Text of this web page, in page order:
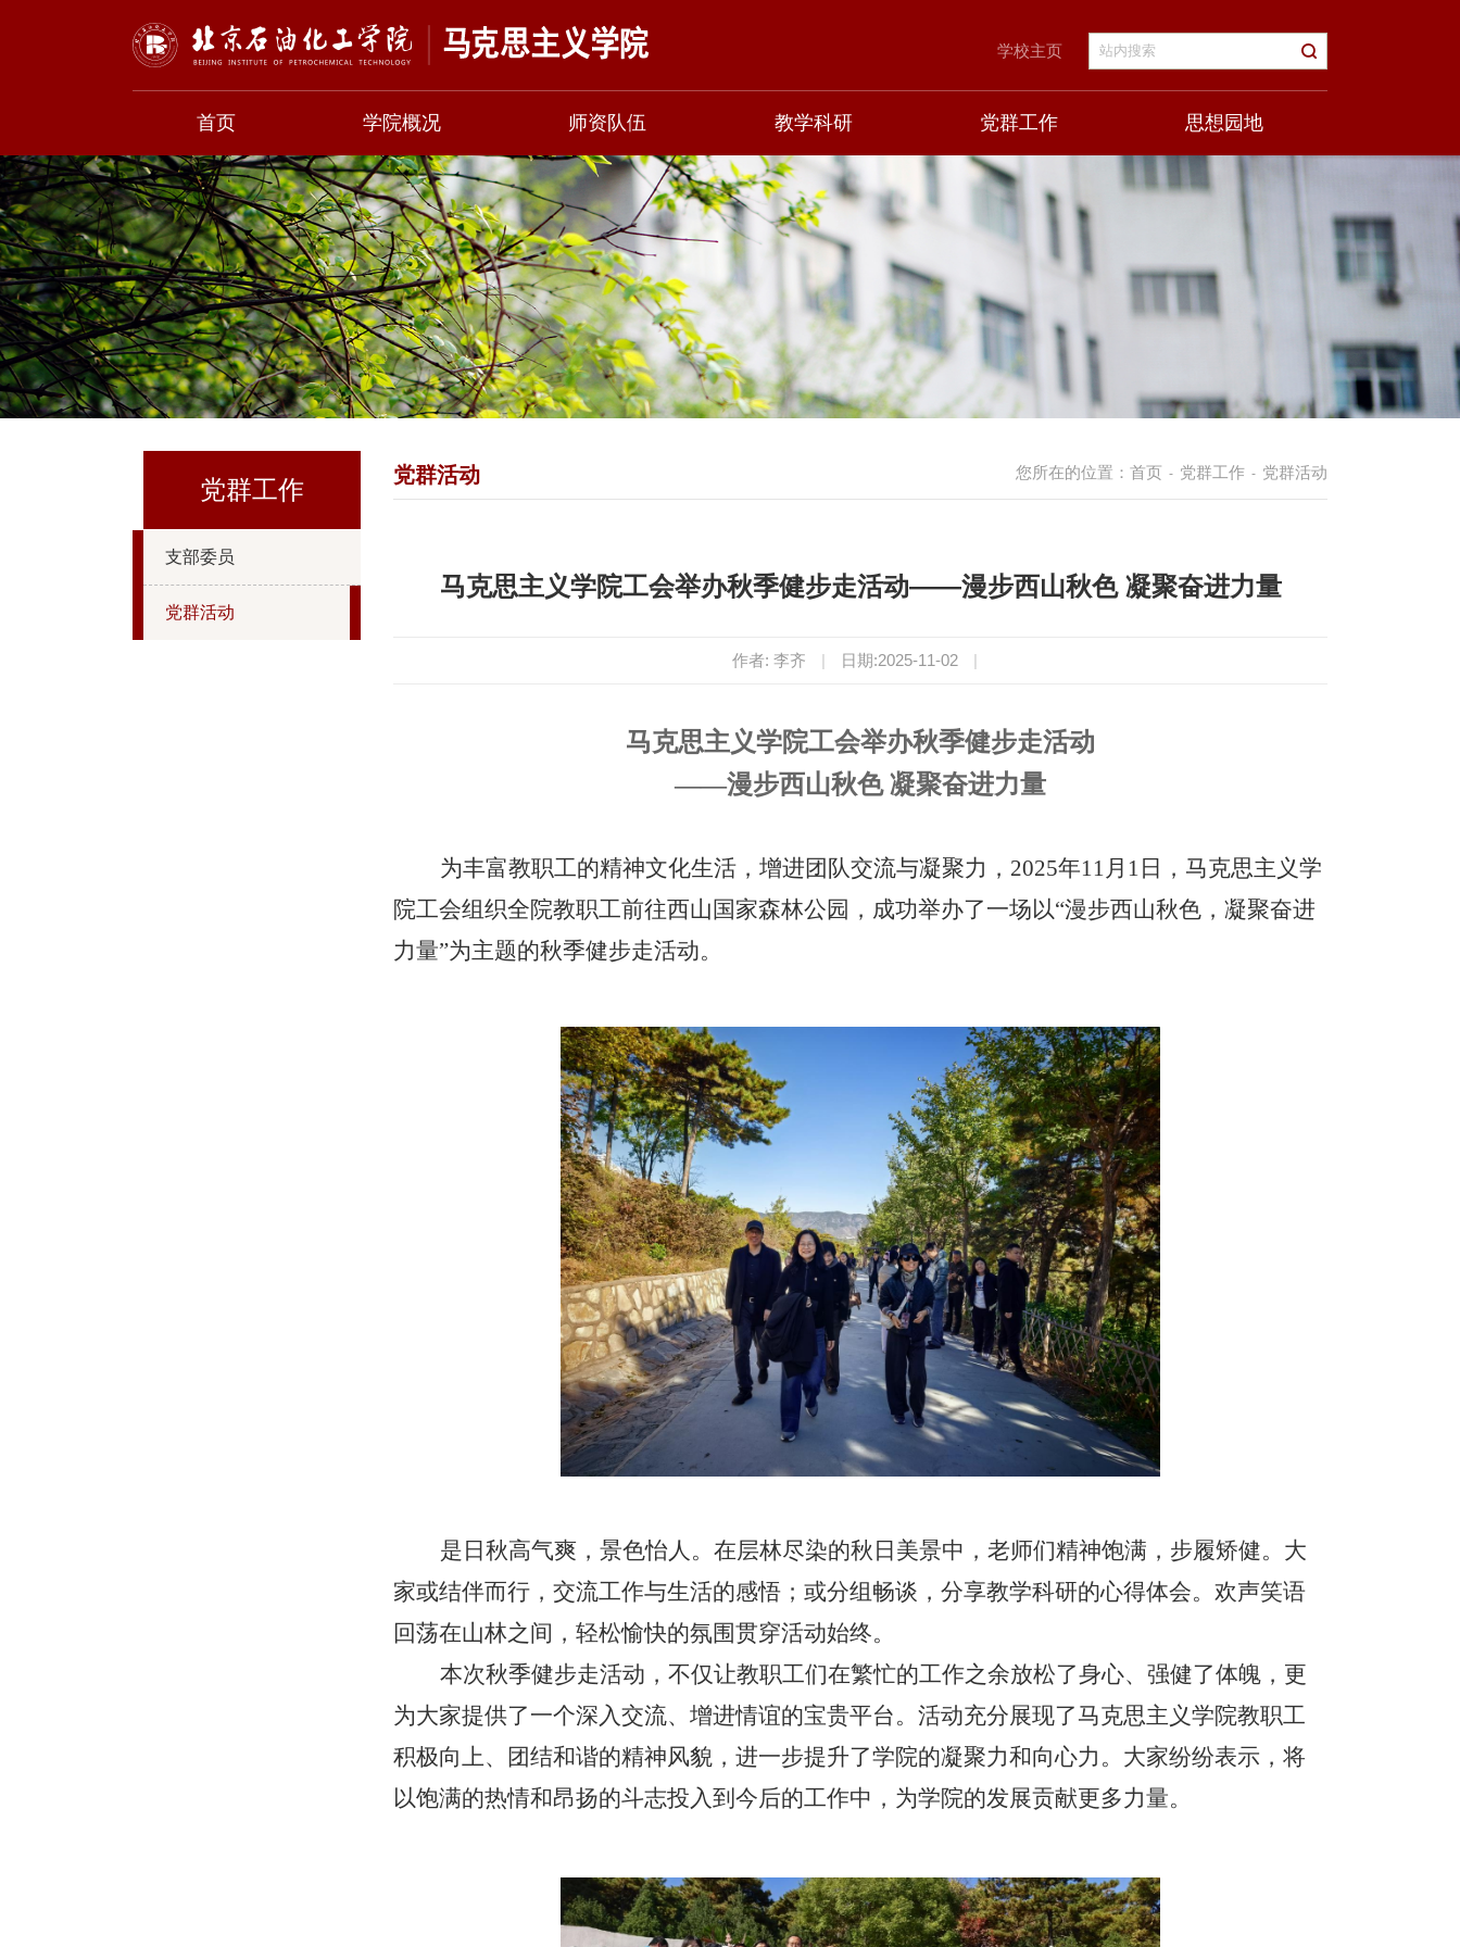
学校主页
首页 学院概况 师资队伍 教学科研 党群工作 思想园地
党群工作
支部委员
党群活动
您所在的位置： 首页 - 党群工作 - 党群活动
党群活动
马克思主义学院工会举办秋季健步走活动——漫步西山秋色 凝聚奋进力量
作者: 李齐 | 日期:2025-11-02 |
马克思主义学院工会举办秋季健步走活动
——漫步西山秋色 凝聚奋进力量
为丰富教职工的精神文化生活，增进团队交流与凝聚力，2025年11月1日，马克思主义学
院工会组织全院教职工前往西山国家森林公园，成功举办了一场以“漫步西山秋色，凝聚奋进
力量”为主题的秋季健步走活动。
是日秋高气爽，景色怡人。在层林尽染的秋日美景中，老师们精神饱满，步履矫健。大
家或结伴而行，交流工作与生活的感悟；或分组畅谈，分享教学科研的心得体会。欢声笑语
回荡在山林之间，轻松愉快的氛围贯穿活动始终。
本次秋季健步走活动，不仅让教职工们在繁忙的工作之余放松了身心、强健了体魄，更
为大家提供了一个深入交流、增进情谊的宝贵平台。活动充分展现了马克思主义学院教职工
积极向上、团结和谐的精神风貌，进一步提升了学院的凝聚力和向心力。大家纷纷表示，将
以饱满的热情和昂扬的斗志投入到今后的工作中，为学院的发展贡献更多力量。